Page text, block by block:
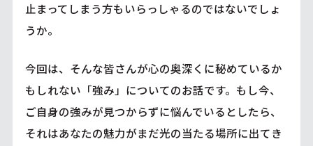
止まってしまう方もいらっしゃるのではないでしょ
うか。
今回は、そんな皆さんが心の奥深くに秘めているか
もしれない「強み」についてのお話です。もし今、
ご自身の強みが見つからずに悩んでいるとしたら、
それはあなたの魅力がまだ光の当たる場所に出てき